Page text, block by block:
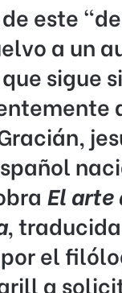
este
a un
sigue
,
El arte
,
el
a